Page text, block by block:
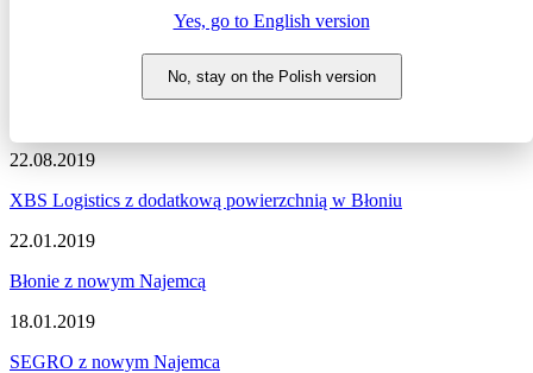
Yes, go to English version
No, stay on the Polish version
Zapraszamy do zapoznania się z najnowszymi informacjami
dotyczącymi sytuacji na rynku komercyjnym, nowymi projektami
deweloperskimi, a także wydarzeniami i zmianami na naszym
22.08.2019
XBS Logistics z dodatkową powierzchnią w Błoniu
22.01.2019
Błonie z nowym Najemcą
18.01.2019
SEGRO z nowym Najemca